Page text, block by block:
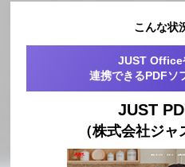
こんな状
JUST Office
連携できるPDFソ
JUST
（株式会社ジャ